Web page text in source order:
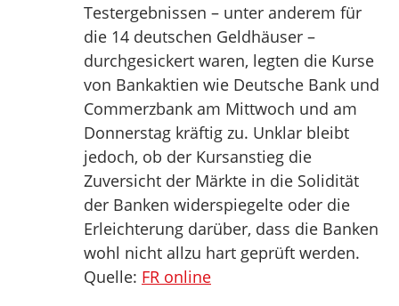
Testergebnissen – unter anderem für
die 14 deutschen Geldhäuser –
durchgesickert waren, legten die Kurse
von Bankaktien wie Deutsche Bank und
Commerzbank am Mittwoch und am
Donnerstag kräftig zu. Unklar bleibt
jedoch, ob der Kursanstieg die
Zuversicht der Märkte in die Solidität
der Banken widerspiegelte oder die
Erleichterung darüber, dass die Banken
wohl nicht allzu hart geprüft werden.
Quelle: FR online